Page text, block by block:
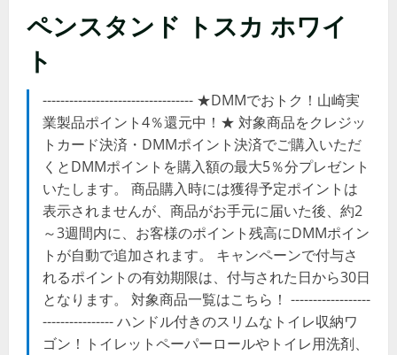
ー
ペンスタンド トスカ ホワイ
ト
---------------------------------- ★DMMでおトク！山崎実
業製品ポイント4％還元中！★ 対象商品をクレジッ
トカード決済・DMMポイント決済でご購入いただ
くとDMMポイントを購入額の最大5％分プレゼント
いたします。 商品購入時には獲得予定ポイントは
表示されませんが、商品がお手元に届いた後、約2
～3週間内に、お客様のポイント残高にDMMポイン
トが自動で追加されます。 キャンペーンで付与さ
れるポイントの有効期限は、付与された日から30日
となります。 対象商品一覧はこちら！ ------------------
---------------- ハンドル付きのスリムなトイレ収納ワ
ゴン！トイレットペーパーロールやトイレ用洗剤、